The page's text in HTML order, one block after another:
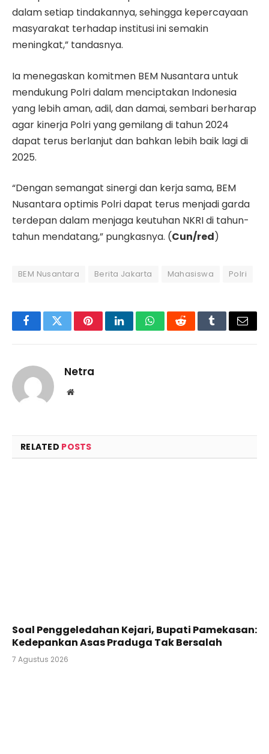
dalam setiap tindakannya, sehingga kepercayaan
masyarakat terhadap institusi ini semakin
meningkat,” tandasnya.
Ia menegaskan komitmen BEM Nusantara untuk
mendukung Polri dalam menciptakan Indonesia
yang lebih aman, adil, dan damai, sembari berharap
agar kinerja Polri yang gemilang di tahun 2024
dapat terus berlanjut dan bahkan lebih baik lagi di
2025.
“Dengan semangat sinergi dan kerja sama, BEM
Nusantara optimis Polri dapat terus menjadi garda
terdepan dalam menjaga keutuhan NKRI di tahun-
tahun mendatang,” pungkasnya. (Cun/red)
BEM Nusantara Berita Jakarta Mahasiswa Polri
FacebookTwitterPinterestLinkedInWhatsAppRedditTumblrEmail
Netra
Website
RELATED POSTS
Soal Penggeledahan Kejari, Bupati Pamekasan:
Kedepankan Asas Praduga Tak Bersalah
7 Agustus 2026